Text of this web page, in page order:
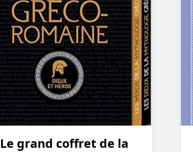
Le grand coffret de la